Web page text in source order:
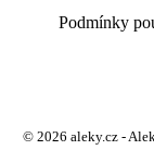
Podmínky
© 2026 aleky.cz -